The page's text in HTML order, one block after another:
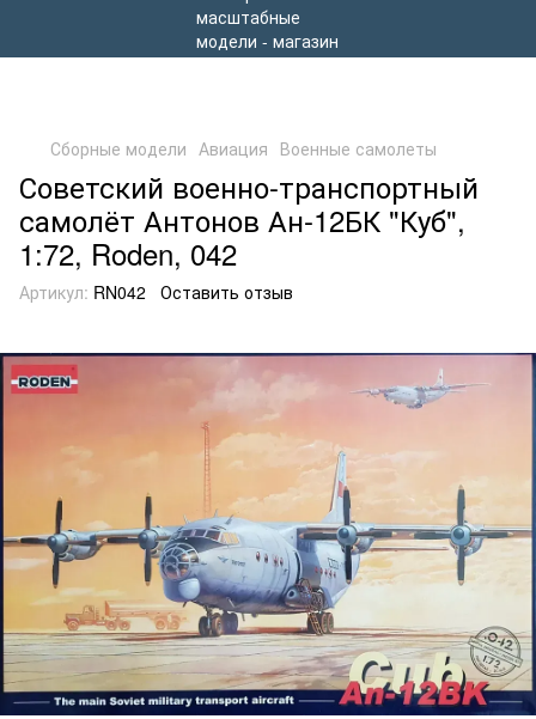
Сборные модели Авиация Военные самолеты
Советский военно-транспортный
самолёт Антонов Ан-12БК "Куб",
1:72, Roden, 042
Артикул: RN042 Оставить отзыв